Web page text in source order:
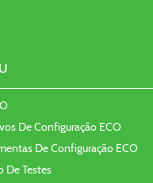
De Configuração ECO
De Configuração ECO
De Testes